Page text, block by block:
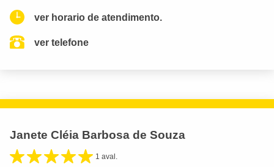
ver horario de atendimento.
ver telefone
Janete Cléia Barbosa de Souza
1 aval.